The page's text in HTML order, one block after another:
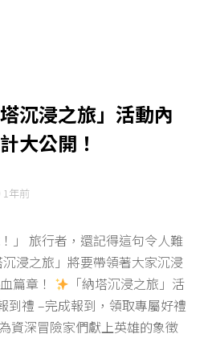
沉浸之旅」活動內
大公開！
1年前
」 旅行者，還記得這句令人難
浸之旅」將要帶領著大家沉浸
篇章！
「納塔沉浸之旅」活
到禮 –完成報到，領取專屬好禮
資深冒險家們獻上英雄的象徵